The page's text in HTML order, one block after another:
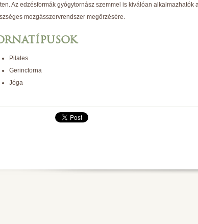
Az edzésformák gyógytornász szemmel is kiválóan alkalmazhatók
mozgásszervrendszer megőrzésére.
Pilates
Gerinctorna
Jóga